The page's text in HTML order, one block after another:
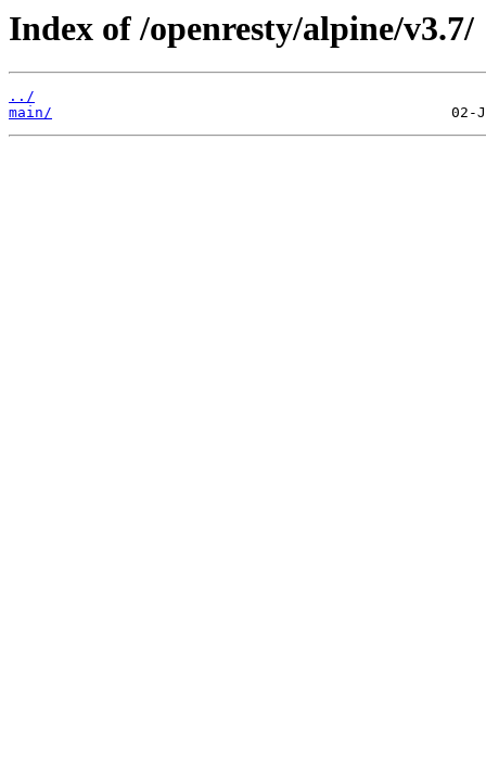
Index of /openresty/alpine/v3.7/
../
main/